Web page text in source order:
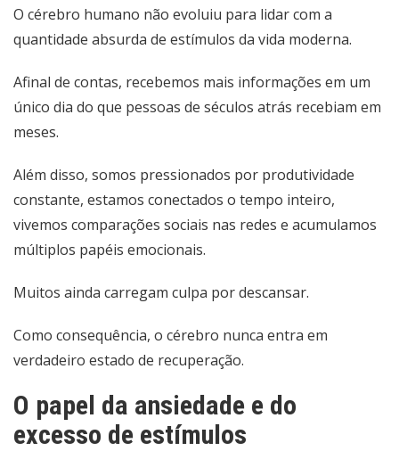
O cérebro humano não evoluiu para lidar com a
quantidade absurda de estímulos da vida moderna.
Afinal de contas, recebemos mais informações em um
único dia do que pessoas de séculos atrás recebiam em
meses.
Além disso, somos pressionados por produtividade
constante, estamos conectados o tempo inteiro,
vivemos comparações sociais nas redes e acumulamos
múltiplos papéis emocionais.
Muitos ainda carregam culpa por descansar.
Como consequência, o cérebro nunca entra em
verdadeiro estado de recuperação.
O papel da ansiedade e do
excesso de estímulos